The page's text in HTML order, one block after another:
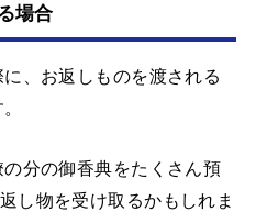
場合
、お返しものを渡される
分の御香典をたくさん預
し物を受け取るかもしれま